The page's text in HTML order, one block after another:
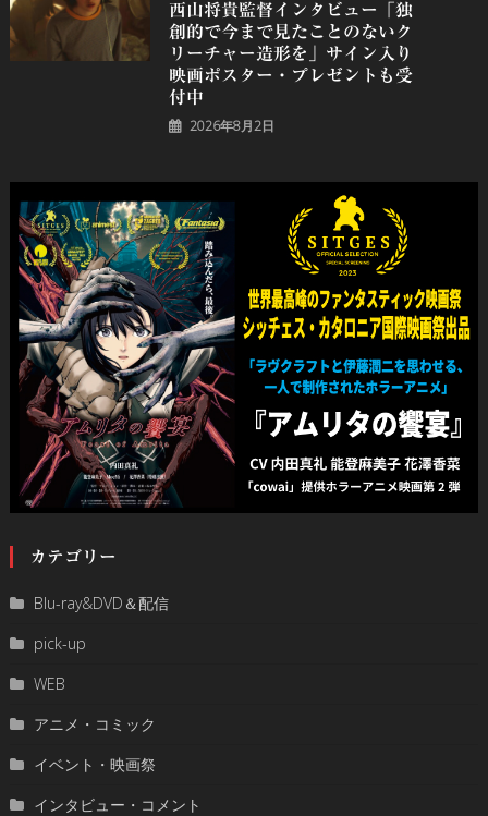
⻄⼭将貴監督インタビュー「独
創的で今まで見たことのないク
リーチャー造形を」サイン入り
映画ポスター・プレゼントも受
付中
2026年8月2日
カテゴリー
Blu-ray&DVD＆配信
pick-up
WEB
アニメ・コミック
イベント・映画祭
インタビュー・コメント